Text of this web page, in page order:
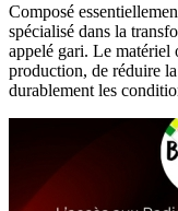
Composé
spécialisé dans la
appelé gari. Le matériel
production, de réduire
durablement les